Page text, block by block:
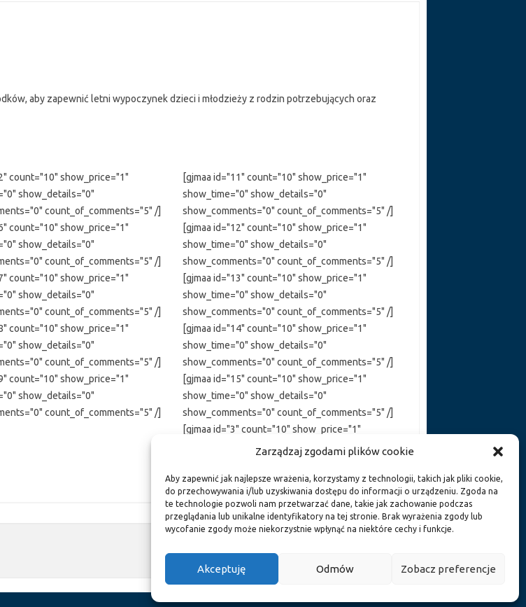
Zarządzaj zgodami plików cookie
Aby zapewnić jak najlepsze wrażenia, korzystamy z technologii, takich jak pliki cookie,
do przechowywania i/lub uzyskiwania dostępu do informacji o urządzeniu. Zgoda na
te technologie pozwoli nam przetwarzać dane, takie jak zachowanie podczas
przeglądania lub unikalne identyfikatory na tej stronie. Brak wyrażenia zgody lub
wycofanie zgody może niekorzystnie wpłynąć na niektóre cechy i funkcje.
Akceptuję Odmów Zobacz preferencje
aby zapewnić letni wypoczynek dzieci i młodzieży z rodzin potrzebujących oraz
count="10" show_price="1"
show_details="0"
count_of_comments="5" /]
count="10" show_price="1"
show_details="0"
count_of_comments="5" /]
count="10" show_price="1"
show_details="0"
count_of_comments="5" /]
count="10" show_price="1"
show_details="0"
count_of_comments="5" /]
count="10" show_price="1"
show_details="0"
count_of_comments="5" /]
[gjmaa id="11" count="10" show_price="1"
show_time="0" show_details="0"
show_comments="0" count_of_comments="5" /]
[gjmaa id="12" count="10" show_price="1"
show_time="0" show_details="0"
show_comments="0" count_of_comments="5" /]
[gjmaa id="13" count="10" show_price="1"
show_time="0" show_details="0"
show_comments="0" count_of_comments="5" /]
[gjmaa id="14" count="10" show_price="1"
show_time="0" show_details="0"
show_comments="0" count_of_comments="5" /]
[gjmaa id="15" count="10" show_price="1"
show_time="0" show_details="0"
show_comments="0" count_of_comments="5" /]
[gjmaa id="3" count="10" show_price="1"
show_time="0" show_details="0"
Iconic One Theme | Powered by Wordpress